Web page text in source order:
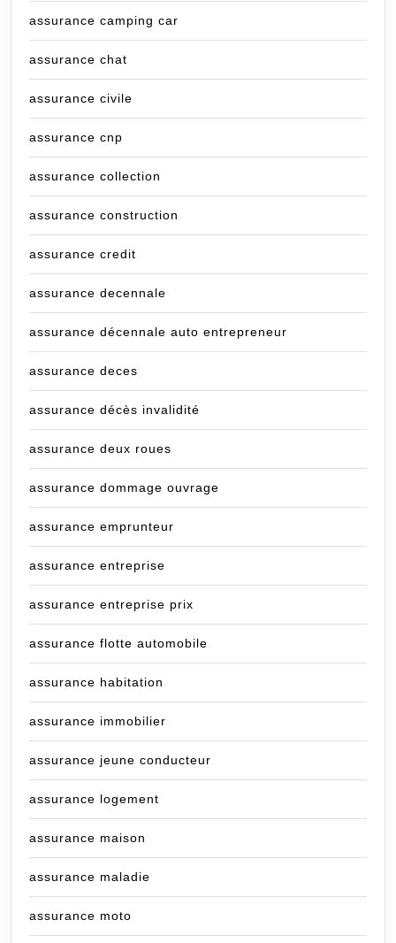
assurance camping car
assurance chat
assurance civile
assurance cnp
assurance collection
assurance construction
assurance credit
assurance decennale
assurance décennale auto entrepreneur
assurance deces
assurance décès invalidité
assurance deux roues
assurance dommage ouvrage
assurance emprunteur
assurance entreprise
assurance entreprise prix
assurance flotte automobile
assurance habitation
assurance immobilier
assurance jeune conducteur
assurance logement
assurance maison
assurance maladie
assurance moto